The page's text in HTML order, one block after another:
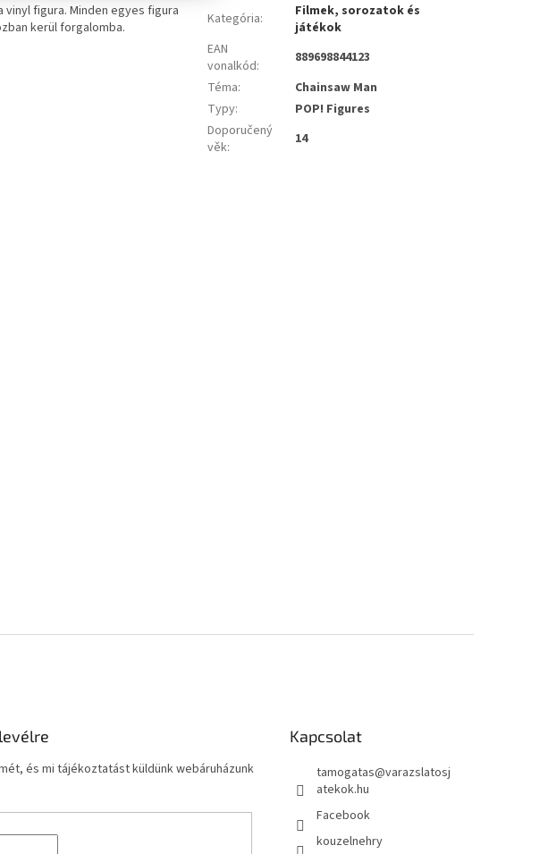
vinyl figura. Minden egyes figura
kerül forgalomba.
Kategória:
Filmek, sorozatok és
játékok
EAN
vonalkód:
889698844123
Téma:
Chainsaw Man
Typy:
POP! Figures
Doporučený
věk: 14
és mi tájékoztatást küldünk webáruházunk
Kapcsolat
tamogatas@varazslatosj
atekok.hu
Facebook
kouzelnehry